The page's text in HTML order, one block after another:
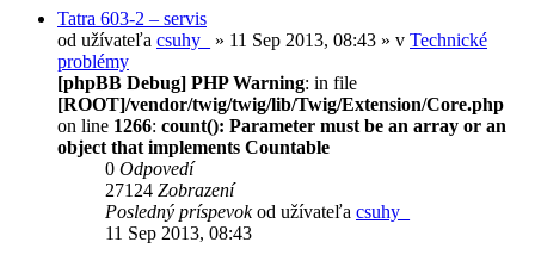
Tatra 603-2 – servis
od užívateľa csuhy_ » 11 Sep 2013, 08:43 » v Technické
problémy
[phpBB Debug] PHP Warning: in file
[ROOT]/vendor/twig/twig/lib/Twig/Extension/Core.php
on line 1266: count(): Parameter must be an array or an
object that implements Countable
0 Odpovedí
27124 Zobrazení
Posledný príspevokod užívateľa csuhy_
11 Sep 2013, 08:43